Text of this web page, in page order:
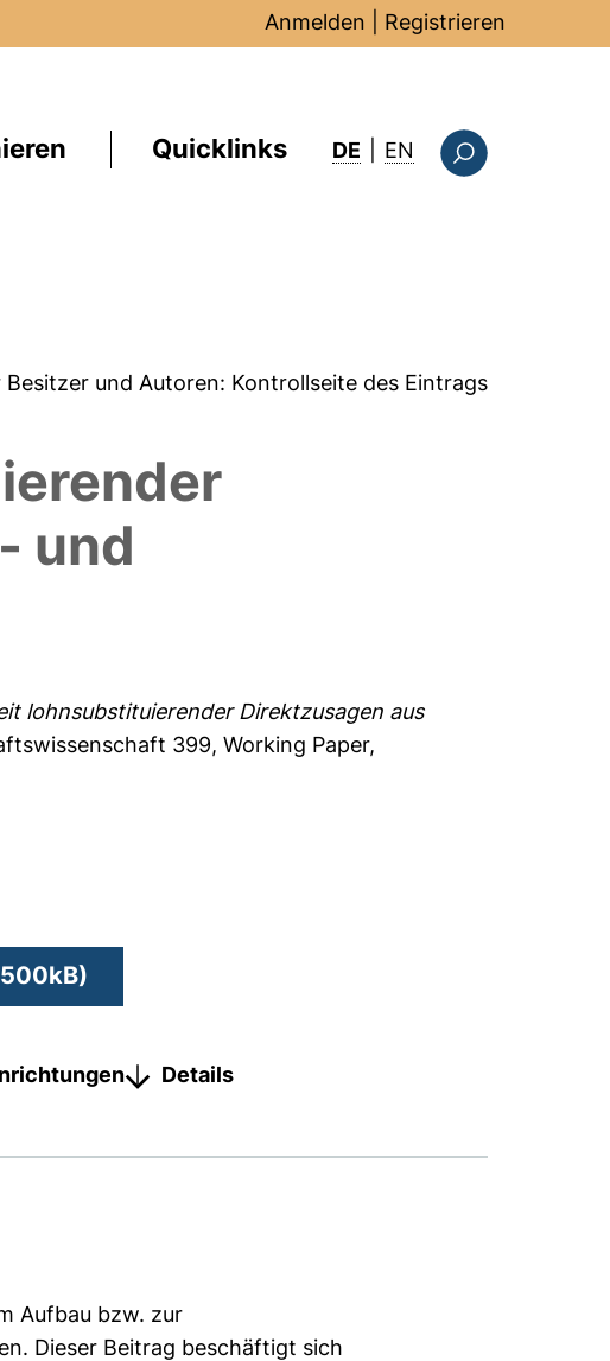
Anmelden Registrieren
Quicklinks DE EN : this page in
Besitzer und Autoren: Kontrollseite des Eintrags
und
lohnsubstituierender Direktzusagen aus
399, Working Paper,
Details
Aufbau bzw. zur
Dieser Beitrag beschäftigt sich